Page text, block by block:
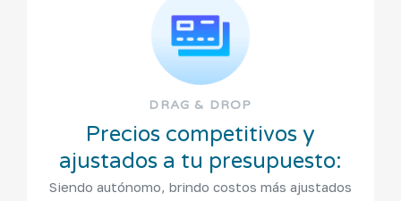
DRAG & DROP
Precios competitivos y
ajustados a tu presupuesto:
Siendo autónomo, brindo costos más ajustados